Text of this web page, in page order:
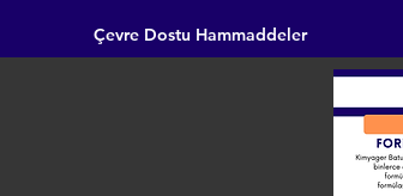
Çevre Dostu Hammaddeler